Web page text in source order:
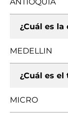
¿Cuál es
MEDELLIN
¿Cuál es el
MICRO